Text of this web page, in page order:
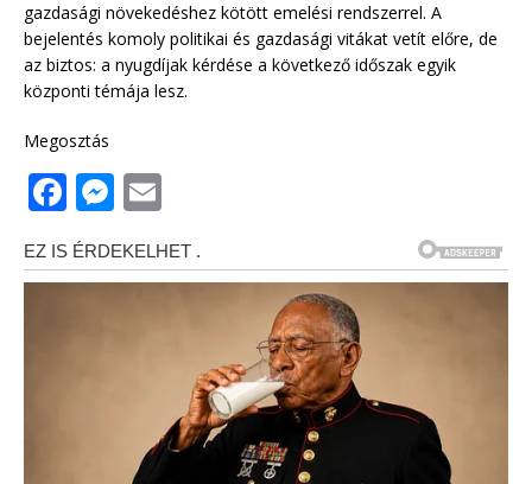
gazdasági növekedéshez kötött emelési rendszerrel. A
bejelentés komoly politikai és gazdasági vitákat vetít előre, de
az biztos: a nyugdíjak kérdése a következő időszak egyik
központi témája lesz.
Megosztás
F
a
c
M
ss
e
ai
l